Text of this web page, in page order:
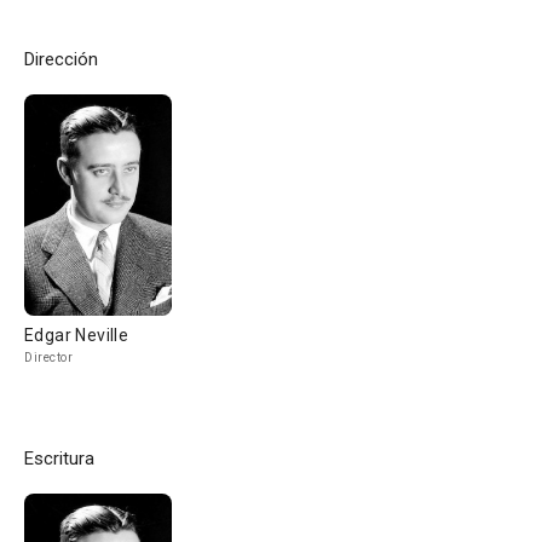
Dirección
Edgar Neville
Director
Escritura